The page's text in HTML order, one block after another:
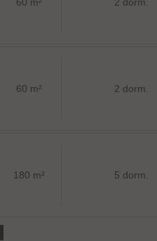
60 m² 2 dorm.
180 m² 5 dorm.